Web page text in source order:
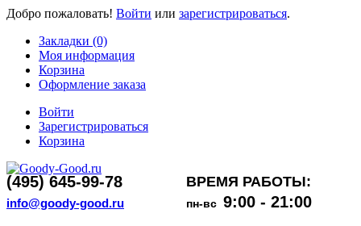
Добро пожаловать! Войти или зарегистрироваться.
Закладки (0)
Моя информация
Корзина
Оформление заказа
Войти
Зарегистрироваться
Корзина
(495) 645-99-78 ВРЕМЯ РАБОТЫ:
info@goody-good.ru пн-вс 9:00 - 21:00